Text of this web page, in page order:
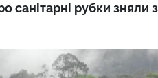
санітарні рубки зняли